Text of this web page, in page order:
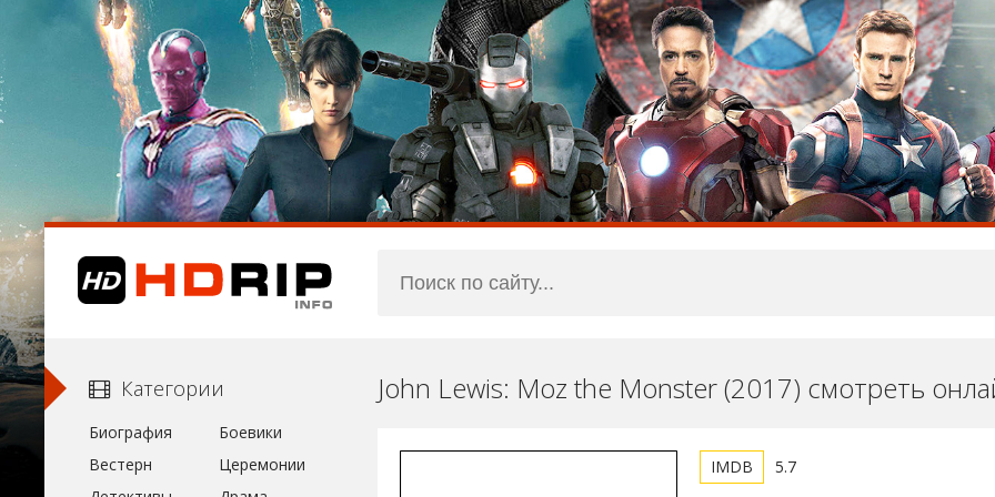
John Lewis: Moz the Monster (2017) смотреть
5.7
Категории
Биография
Боевики
Вестерн
Церемонии